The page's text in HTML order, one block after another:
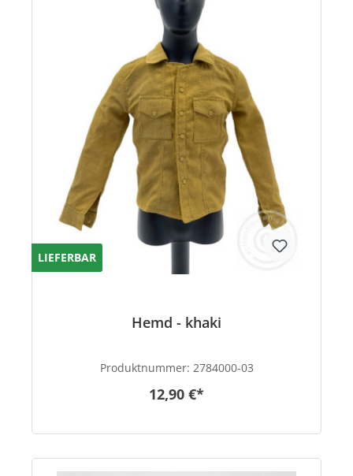
LIEFERBAR
Hemd - khaki
Produktnummer: 2784000-03
12,90 €*